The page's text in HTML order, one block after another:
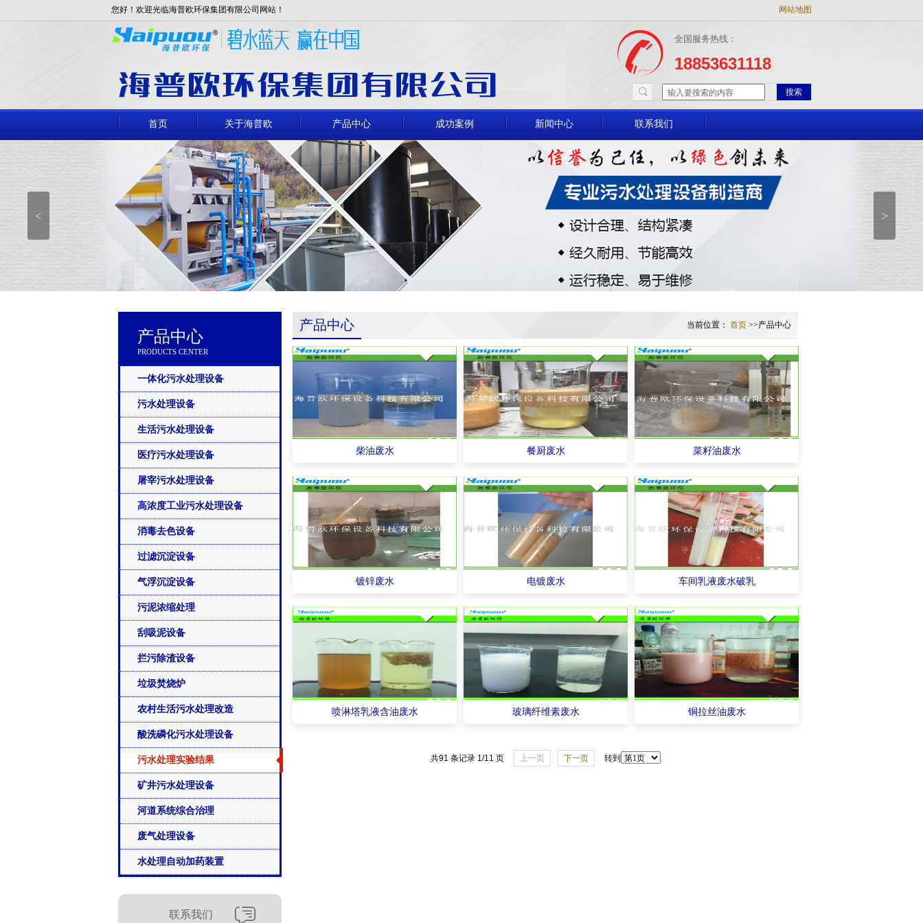
您好！欢迎光临海普欧环保集团有限公司网站！ 网站地图
全国服务热线：
18853631118
搜索
首页 关于海普欧 产品中心 成功案例 新闻中心 联系我们
< >
产品中心
PRODUCTS CENTER
一体化污水处理设备
污水处理设备
生活污水处理设备
医疗污水处理设备
屠宰污水处理设备
高浓度工业污水处理设备
消毒去色设备
过滤沉淀设备
气浮沉淀设备
污泥浓缩处理
刮吸泥设备
拦污除渣设备
垃圾焚烧炉
农村生活污水处理改造
酸洗磷化污水处理设备
污水处理实验结果
矿井污水处理设备
河道系统综合治理
废气处理设备
水处理自动加药装置
联系我们
当前位置： 首页 >>产品中心
产品中心
柴油废水 餐厨废水 菜籽油废水
镀锌废水 电镀废水 车间乳液废水破乳
喷淋塔乳液含油废水 玻璃纤维素废水 铜拉丝油废水
共91 条记录 1/11 页 上一页 下一页 转到